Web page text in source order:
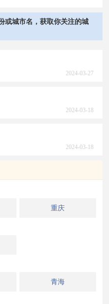
或城市名，获取你关注的城
2024-03-27
2024-03-18
2024-03-18
重庆
青海